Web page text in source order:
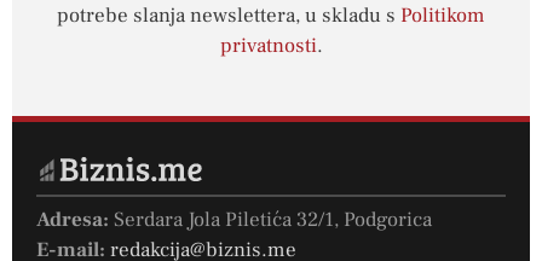
potrebe slanja newslettera, u skladu s Politikom
privatnosti.
Adresa: Serdara Jola Piletića 32/1, Podgorica
E-mail: redakcija@biznis.me